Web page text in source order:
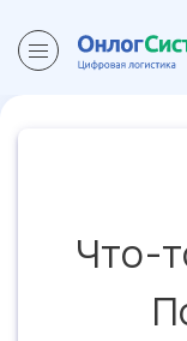
Что-